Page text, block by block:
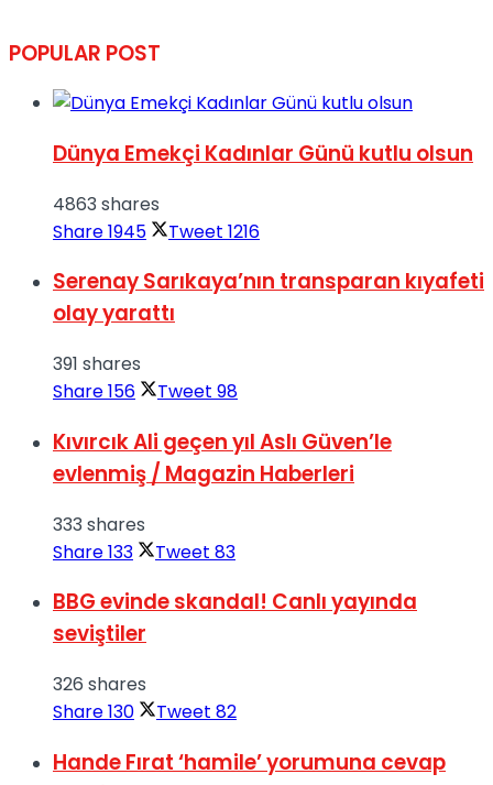
POPULAR POST
Dünya Emekçi Kadınlar Günü kutlu olsun
4863 shares
Share1945 Tweet 1216
Serenay Sarıkaya’nın transparan kıyafeti
olay yarattı
391 shares
Share156 Tweet 98
Kıvırcık Ali geçen yıl Aslı Güven’le
evlenmiş / Magazin Haberleri
333 shares
Share133 Tweet 83
BBG evinde skandal! Canlı yayında
seviştiler
326 shares
Share130 Tweet 82
Hande Fırat ‘hamile’ yorumuna cevap